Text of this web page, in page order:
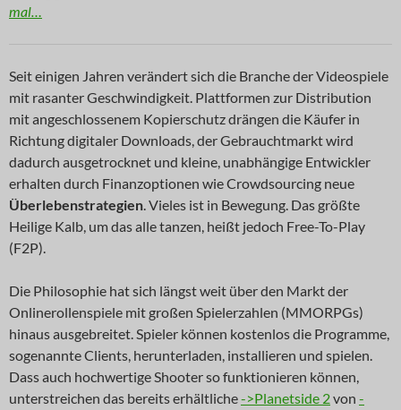
mal…
Seit einigen Jahren verändert sich die Branche der Videospiele
mit rasanter Geschwindigkeit. Plattformen zur Distribution
mit angeschlossenem Kopierschutz drängen die Käufer in
Richtung digitaler Downloads, der Gebrauchtmarkt wird
dadurch ausgetrocknet und kleine, unabhängige Entwickler
erhalten durch Finanzoptionen wie Crowdsourcing neue
Überlebenstrategien. Vieles ist in Bewegung. Das größte
Heilige Kalb, um das alle tanzen, heißt jedoch Free-To-Play
(F2P).
Die Philosophie hat sich längst weit über den Markt der
Onlinerollenspiele mit großen Spielerzahlen (MMORPGs)
hinaus ausgebreitet. Spieler können kostenlos die Programme,
sogenannte Clients, herunterladen, installieren und spielen.
Dass auch hochwertige Shooter so funktionieren können,
unterstreichen das bereits erhältliche->Planetside 2von -